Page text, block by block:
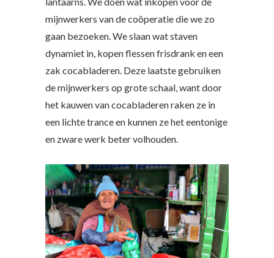
mijnwerkers van de coöperatie die we zo
gaan bezoeken. We slaan wat staven
dynamiet in, kopen flessen frisdrank en een
zak cocabladeren. Deze laatste gebruiken
de mijnwerkers op grote schaal, want door
het kauwen van cocabladeren raken ze in
een lichte trance en kunnen ze het eentonige
en zware werk beter volhouden.